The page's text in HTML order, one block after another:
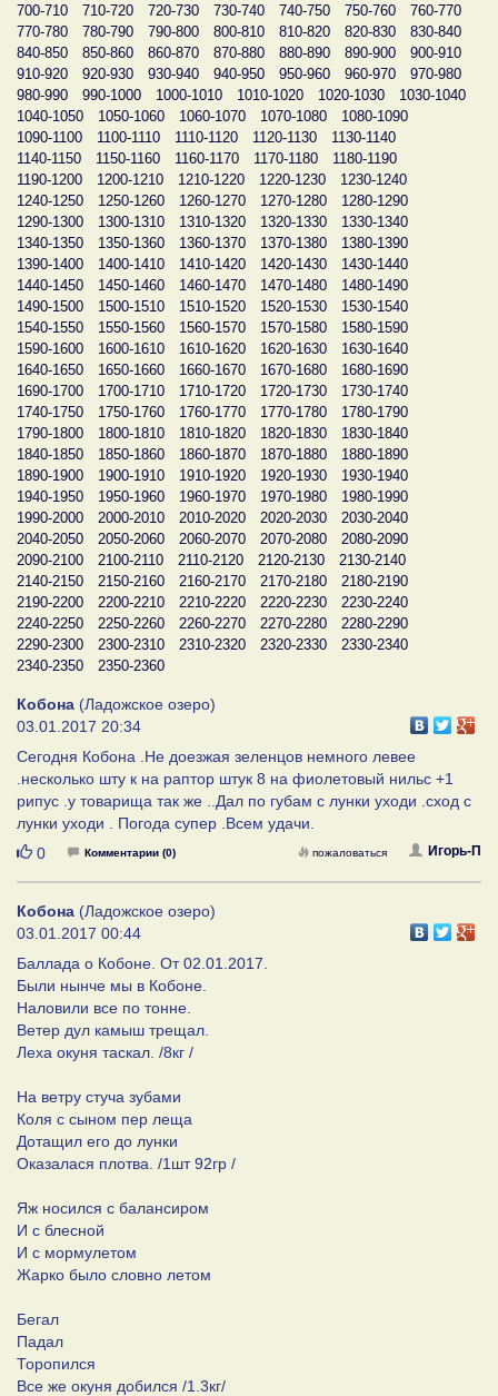
700-710
710-720 720-730 730-740 740-750 750-760
760-770
770-780
780-790 790-800 800-810 810-820 820-830
830-840
840-850
850-860 860-870 870-880 880-890 890-900
900-910
910-920
920-930 930-940 940-950 950-960 960-970
970-980
980-990
990-1000 1000-1010 1010-1020 1020-1030
1030-1040
1040-1050
1050-1060 1060-1070 1070-1080
1080-1090
1090-1100
1100-1110 1110-1120 1120-1130
1130-1140
1140-1150
1150-1160 1160-1170 1170-1180
1180-1190
1190-1200
1200-1210 1210-1220 1220-1230
1230-1240
1240-1250
1250-1260 1260-1270 1270-1280
1280-1290
1290-1300
1300-1310 1310-1320 1320-1330
1330-1340
1340-1350
1350-1360 1360-1370 1370-1380
1380-1390
1390-1400
1400-1410 1410-1420 1420-1430
1430-1440
1440-1450
1450-1460 1460-1470 1470-1480
1480-1490
1490-1500
1500-1510 1510-1520 1520-1530
1530-1540
1540-1550
1550-1560 1560-1570 1570-1580
1580-1590
1590-1600
1600-1610 1610-1620 1620-1630
1630-1640
1640-1650
1650-1660 1660-1670 1670-1680
1680-1690
1690-1700
1700-1710 1710-1720 1720-1730
1730-1740
1740-1750
1750-1760 1760-1770 1770-1780
1780-1790
1790-1800
1800-1810 1810-1820 1820-1830
1830-1840
1840-1850
1850-1860 1860-1870 1870-1880
1880-1890
1890-1900
1900-1910 1910-1920 1920-1930
1930-1940
1940-1950
1950-1960 1960-1970 1970-1980
1980-1990
1990-2000
2000-2010 2010-2020 2020-2030
2030-2040
2040-2050
2050-2060 2060-2070 2070-2080
2080-2090
2090-2100
2100-2110 2110-2120 2120-2130
2130-2140
2140-2150
2150-2160 2160-2170 2170-2180
2180-2190
2190-2200
2200-2210 2210-2220 2220-2230
2230-2240
2240-2250
2250-2260 2260-2270 2270-2280
2280-2290
2290-2300
2300-2310 2310-2320 2320-2330
2330-2340
2340-2350
2350-2360
Кобона (Ладожское озеро)
03.01.2017 20:34
Сегодня Кобона .Не доезжая зеленцов немного левее
.несколько шту к на раптор штук 8 на фиолетовый нильс +1
рипус .у товарища так же ..Дал по губам с лунки уходи .сход с
лунки уходи . Погода супер .Всем удачи.
Нравится
0 Комментарии (0) Игорь-П
пожаловаться
Кобона (Ладожское озеро)
03.01.2017 00:44
Баллада о Кобоне. От 02.01.2017.
Были нынче мы в Кобоне.
Наловили все по тонне.
Ветер дул камыш трещал.
Леха окуня таскал. /8кг /
На ветру стуча зубами
Коля с сыном пер леща
Дотащил его до лунки
Оказалася плотва. /1шт 92гр /
Яж носился с балансиром
И с блесной
И с мормулетом
Жарко было словно летом
Бегал
Падал
Торопился
Все же окуня добился /1.3кг/